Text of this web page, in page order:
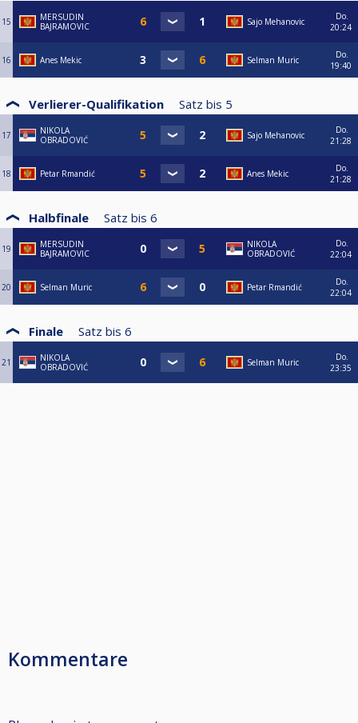
15
MERSUDIN
BAJRAMOVIC
Sajo Mehanovic
Do.
20:24
16 Anes Mekic Selman Muric
Do.
19:40
Verlierer-Qualifikation Satz bis 5
17
NIKOLA
OBRADOVIĆ
Sajo Mehanovic
Do.
21:28
18 Petar Rmandić Anes Mekic
Do.
21:28
Halbfinale Satz bis 6
19
MERSUDIN
BAJRAMOVIC
NIKOLA
OBRADOVIĆ
Do.
22:04
20 Selman Muric Petar Rmandić
Do.
22:04
Finale Satz bis 6
21
NIKOLA
OBRADOVIĆ
Selman Muric
Do.
23:35
Kommentare